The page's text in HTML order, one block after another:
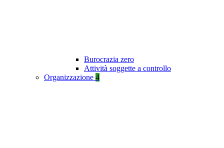
Burocrazia zero
Attività soggette a controllo
Organizzazione 4